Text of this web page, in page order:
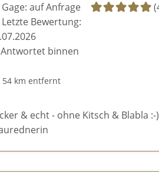
Gage: auf Anfrage
Bewertung:
binnen
54 km entfernt
& echt - ohne Kitsch & Blabla